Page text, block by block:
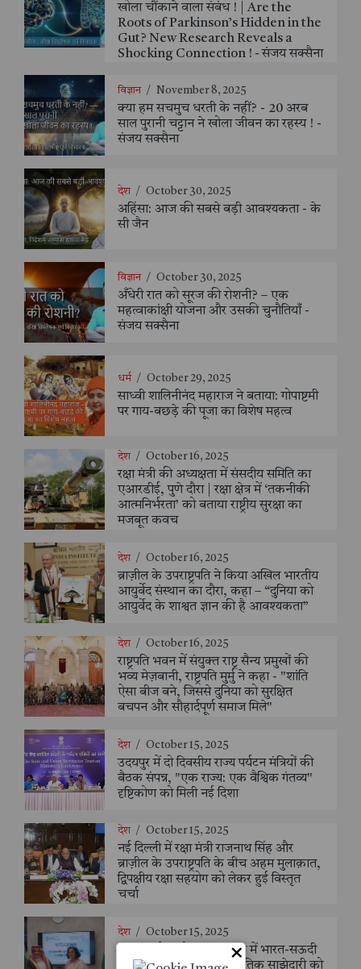
खोला चौंकाने वाला संबंध ! | Are the
Roots of Parkinson’s Hidden in the
Gut? New Research Reveals a
Shocking Connection ! - संजय सक्सैना
विज्ञान / November 8, 2025
क्या हम सचमुच धरती के नहीं? - 20 अरब
साल पुरानी चट्टान ने खोला जीवन का रहस्य ! -
संजय सक्सैना
देश / October 30, 2025
अहिंसा: आज की सबसे बड़ी आवश्यकता - के
सी जैन
विज्ञान / October 30, 2025
अँधेरी रात को सूरज की रोशनी? – एक
महत्वाकांक्षी योजना और उसकी चुनौतियाँ -
संजय सक्सैना
धर्म / October 29, 2025
साध्वी शालिनीनंद महाराज ने बताया: गोपाष्टमी
पर गाय-बछड़े की पूजा का विशेष महत्व
देश / October 16, 2025
रक्षा मंत्री की अध्यक्षता में संसदीय समिति का
एआरडीई, पुणे दौरा | रक्षा क्षेत्र में ‘तकनीकी
आत्मनिर्भरता’ को बताया राष्ट्रीय सुरक्षा का
मजबूत कवच
देश / October 16, 2025
ब्राज़ील के उपराष्ट्रपति ने किया अखिल भारतीय
आयुर्वेद संस्थान का दौरा, कहा – “दुनिया को
आयुर्वेद के शाश्वत ज्ञान की है आवश्यकता”
देश / October 16, 2025
राष्ट्रपति भवन में संयुक्त राष्ट्र सैन्य प्रमुखों की
भव्य मेज़बानी, राष्ट्रपति मुर्मु ने कहा - "शांति
ऐसा बीज बने, जिससे दुनिया को सुरक्षित
बचपन और सौहार्दपूर्ण समाज मिले"
देश / October 15, 2025
उदयपुर में दो दिवसीय राज्य पर्यटन मंत्रियों की
बैठक संपन्न, "एक राज्य: एक वैश्विक गंतव्य"
दृष्टिकोण को मिली नई दिशा
देश / October 15, 2025
नई दिल्ली में रक्षा मंत्री राजनाथ सिंह और
ब्राज़ील के उपराष्ट्रपति के बीच अहम मुलाक़ात,
द्विपक्षीय रक्षा सहयोग को लेकर हुई विस्तृत
चर्चा
देश / October 15, 2025
रसायन और पेट्रोकेमिकल क्षेत्र में भारत-सऊदी
सहयोग को नई उड़ान, रणनीतिक साझेदारी को
×